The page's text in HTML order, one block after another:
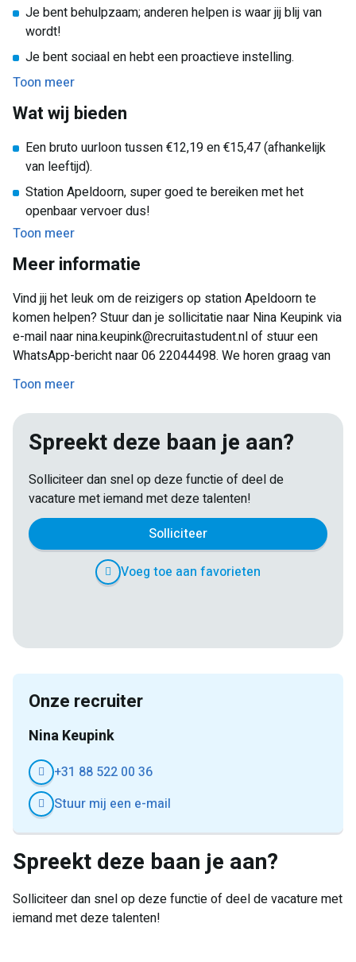
Je bent behulpzaam; anderen helpen is waar jij blij van
wordt!
Je bent sociaal en hebt een proactieve instelling.
Toon meer
Wat wij bieden
Een bruto uurloon tussen €12,19 en €15,47 (afhankelijk
van leeftijd).
Station Apeldoorn, super goed te bereiken met het
openbaar vervoer dus!
Toon meer
Meer informatie
Vind jij het leuk om de reizigers op station Apeldoorn te
komen helpen? Stuur dan je sollicitatie naar Nina Keupink via
e-mail naar nina.keupink@recruitastudent.nl of stuur een
WhatsApp-bericht naar 06 22044498. We horen graag van
je!
Toon meer
Spreekt deze baan je aan?
Solliciteer dan snel op deze functie of deel de
vacature met iemand met deze talenten!
Solliciteer
Voeg toe aan favorieten
Onze recruiter
Nina Keupink
+31 88 522 00 36
Stuur mij een e-mail
Spreekt deze baan je aan?
Solliciteer dan snel op deze functie of deel de vacature met
iemand met deze talenten!